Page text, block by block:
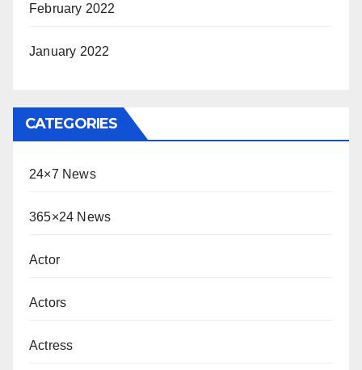
February 2022
January 2022
CATEGORIES
24×7 News
365×24 News
Actor
Actors
Actress